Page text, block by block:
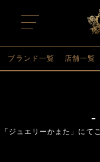
t
o
g
l
n
i
ブランド一覧 店舗一覧
「ジュエリーかまた」にて